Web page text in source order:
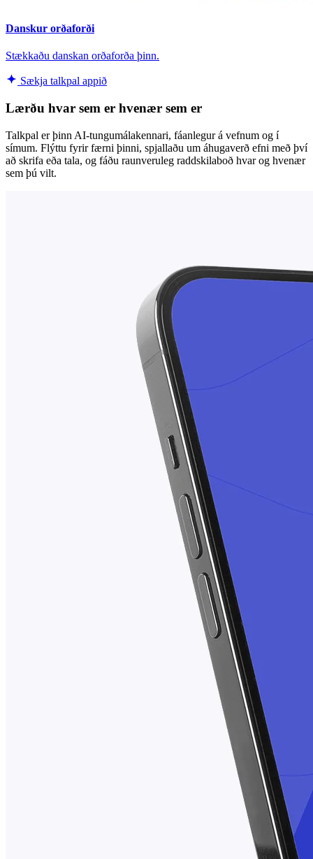
Danskur orðaforði
Stækkaðu danskan orðaforða þinn.
Sækja talkpal appið
Lærðu hvar sem er hvenær sem er
Talkpal er þinn AI-tungumálakennari, fáanlegur á vefnum og í
símum. Flýttu fyrir færni þinni, spjallaðu um áhugaverð efni með því
að skrifa eða tala, og fáðu raunveruleg raddskilaboð hvar og hvenær
sem þú vilt.